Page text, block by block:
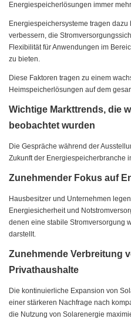
Energiespeicherlösungen immer
Energiespeichersysteme tragen
verbessern, die
Flexibilität für Anwendungen im
zu bieten.
Diese Faktoren tragen zu einem
Heimspeicherlösungen auf dem
Wichtige Markttrends, die
beobachtet wurden
Die Gespräche während der
Zukunft der Energiespeicherbranche
Zunehmender Fokus auf
Hausbesitzer und Unternehmen
Energiesicherheit und
denen eine stabile Stromversorgung
darstellt.
Zunehmende Verbreitung
Privathaushalte
Die kontinuierliche Expansion von
einer stärkeren Nachfrage nach
die Nutzung von Solarenergie